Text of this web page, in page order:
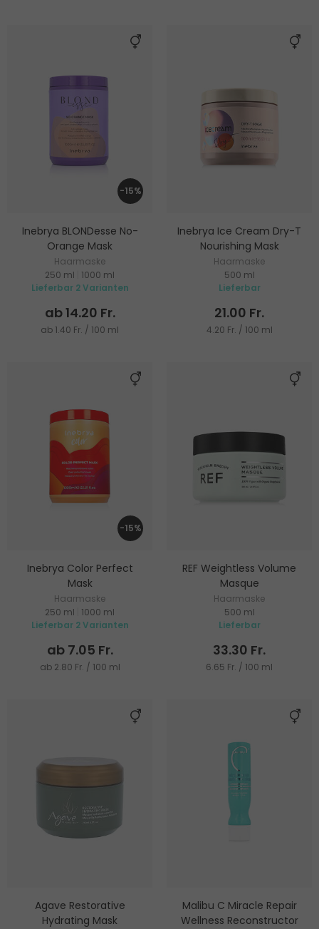
-15%
Inebrya BLONDesse No-
Orange Mask
Haarmaske
250 ml
1000 ml
Lieferbar 2 Varianten
ab 14.20 Fr.
ab 1.40 Fr. / 100 ml
Inebrya Ice Cream Dry-T
Nourishing Mask
Haarmaske
500 ml
Lieferbar
21.00 Fr.
4.20 Fr. / 100 ml
-15%
Inebrya Color Perfect
Mask
Haarmaske
250 ml
1000 ml
Lieferbar 2 Varianten
ab 7.05 Fr.
ab 2.80 Fr. / 100 ml
REF Weightless Volume
Masque
Haarmaske
500 ml
Lieferbar
33.30 Fr.
6.65 Fr. / 100 ml
Agave Restorative
Hydrating Mask
Malibu C Miracle Repair
Wellness Reconstructor